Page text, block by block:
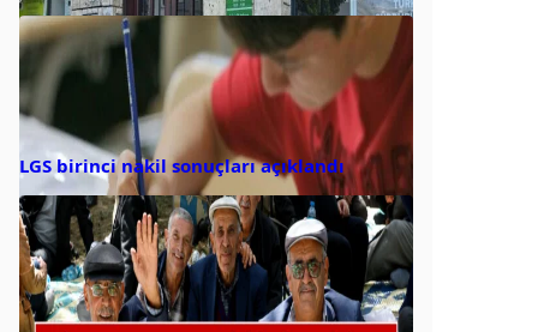
LGS birinci nakil sonuçları açıklandı